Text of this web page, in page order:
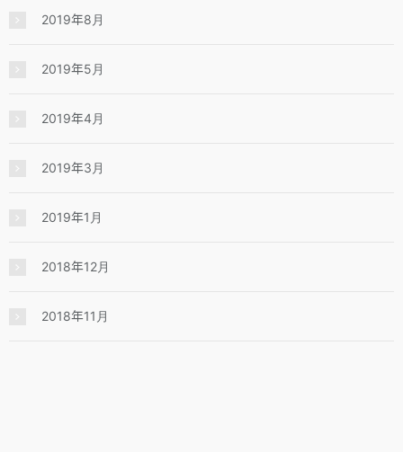
2019年8月
2019年5月
2019年4月
2019年3月
2019年1月
2018年12月
2018年11月